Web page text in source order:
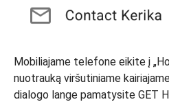
Mobiliajame telefone eikite į
nuotrauką viršutiniame
dialogo lange pamatysite GET